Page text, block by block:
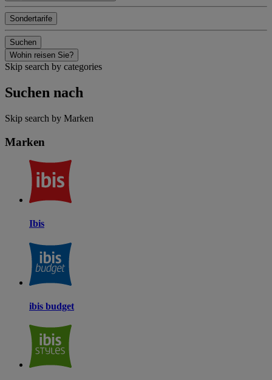
Sondertarife
Suchen
Wohin reisen Sie?
Skip search by categories
Suchen nach
Skip search by Marken
Marken
Ibis
ibis budget